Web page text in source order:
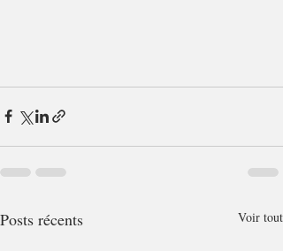
Posts récents Voir tout